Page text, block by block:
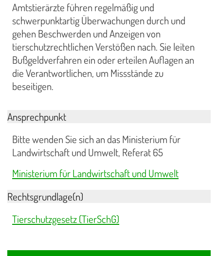
Amtstierärzte führen regelmäßig und
schwerpunktartig Überwachungen durch und
gehen Beschwerden und Anzeigen von
tierschutzrechtlichen Verstößen nach. Sie leiten
Bußgeldverfahren ein oder erteilen Auflagen an
die Verantwortlichen, um Missstände zu
beseitigen.
Ansprechpunkt
Bitte wenden Sie sich an das Ministerium für
Landwirtschaft und Umwelt, Referat 65
Ministerium für Landwirtschaft und Umwelt
Rechtsgrundlage(n)
Tierschutzgesetz (TierSchG)